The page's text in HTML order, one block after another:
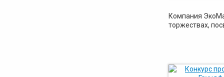
Компания
торжествах,